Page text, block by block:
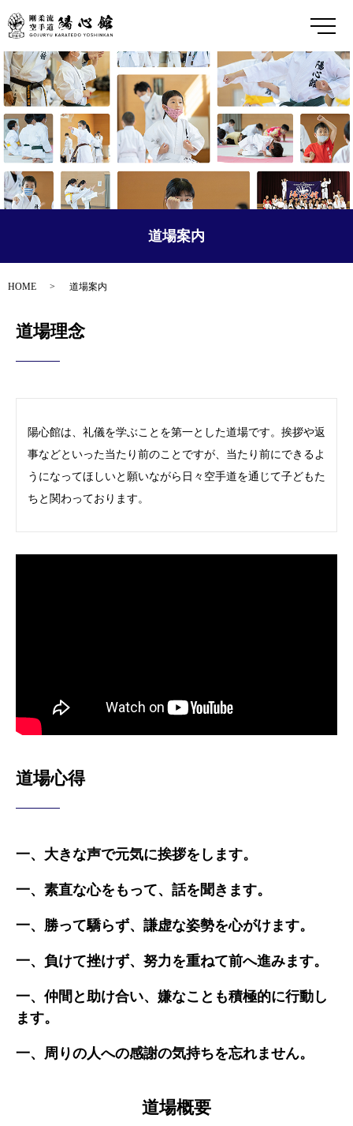
メ
道場案内
HOME 道場案内
道場理念
陽心館は、礼儀を学ぶことを第一とした道場です。挨拶や返
事などといった当たり前のことですが、当たり前にできるよ
うになってほしいと願いながら日々空手道を通じて子どもた
ちと関わっております。
道場心得
一、大きな声で元気に挨拶をします。
一、素直な心をもって、話を聞きます。
一、勝って驕らず、謙虚な姿勢を心がけます。
一、負けて挫けず、努力を重ねて前へ進みます。
一、仲間と助け合い、嫌なことも積極的に行動し
ます。
一、周りの人への感謝の気持ちを忘れません。
道場概要